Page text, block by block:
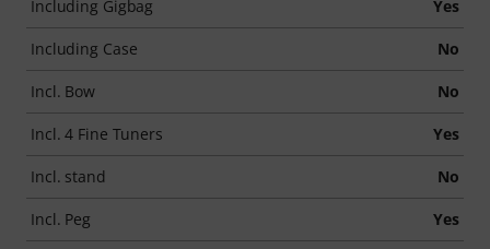
Including Gigbag Yes
Including Case No
Incl. Bow No
Incl. 4 Fine Tuners Yes
Incl. stand No
Incl. Peg Yes